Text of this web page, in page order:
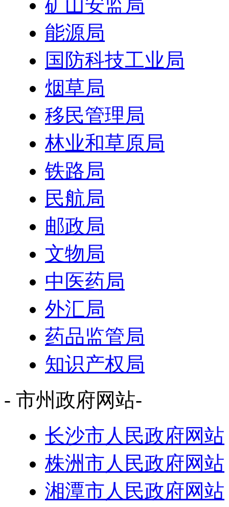
矿山安监局
能源局
国防科技工业局
烟草局
移民管理局
林业和草原局
铁路局
民航局
邮政局
文物局
中医药局
外汇局
药品监管局
知识产权局
- 市州政府网站-
长沙市人民政府网站
株洲市人民政府网站
湘潭市人民政府网站